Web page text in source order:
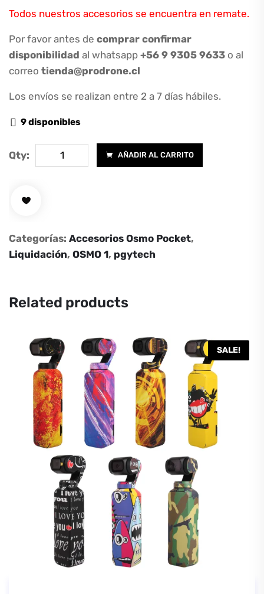
original
era:
$19,900.
actual
es:
$11,900.
Todos nuestros accesorios se encuentra en remate.
Por favor antes de comprar confirmar
disponibilidad al whatsapp +56 9 9305 9633 o al
correo tienda@prodrone.cl
Los envíos se realizan entre 2 a 7 días hábiles.
9 disponibles
Qty: FILTRO
PARA
POCKET
PRO
cantidad
AÑADIR AL CARRITO
Categorías: Accesorios Osmo Pocket,
Liquidación, OSMO 1, pgytech
Related products
SALE!